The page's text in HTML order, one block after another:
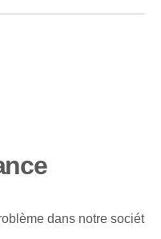
dans notre sociét